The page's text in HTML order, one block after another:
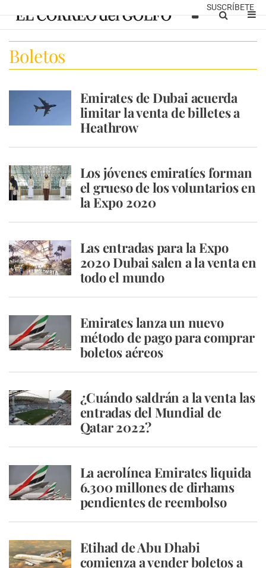
SUSCRÍBETE
Boletos
Emirates de Dubai acuerda
limitar la venta de billetes a
Heathrow
Los jóvenes emiratíes forman
el grueso de los voluntarios en
la Expo 2020
Las entradas para la Expo
2020 Dubai salen a la venta en
todo el mundo
Emirates lanza un nuevo
método de pago para comprar
boletos aéreos
¿Cuándo saldrán a la venta las
entradas del Mundial de
Qatar 2022?
La aerolínea Emirates liquida
6.300 millones de dirhams
pendientes de reembolso
Etihad de Abu Dhabi
comienza a vender boletos a